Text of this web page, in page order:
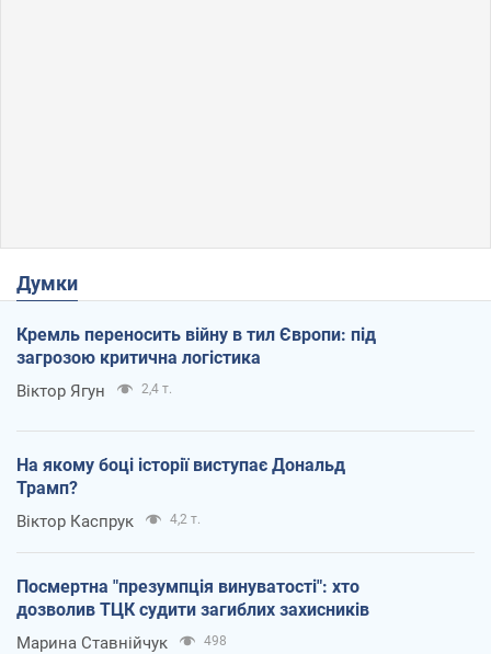
Думки
Кремль переносить війну в тил Європи: під
загрозою критична логістика
Віктор Ягун 2,4 т.
На якому боці історії виступає Дональд
Трамп?
Віктор Каспрук 4,2 т.
Посмертна "презумпція винуватості": хто
дозволив ТЦК судити загиблих захисників
Марина Ставнійчук 498